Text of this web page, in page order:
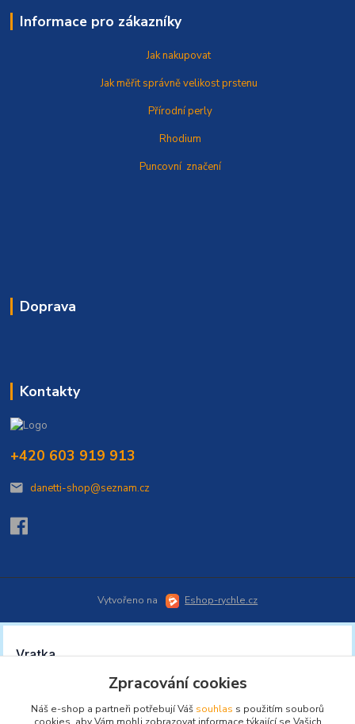
Informace pro zákazníky
Jak nakupovat
Jak měřit správněvelikost prstenu
Přírodní perly
Rhodium
Puncovní značení
Doprava
Kontakty
+420 603 919 913
danetti-shop@seznam.cz
Vytvořeno na Eshop-rychle.cz
Zpracování cookies
Náš e-shop a partneři potřebují Váš souhlas s použitím souborů